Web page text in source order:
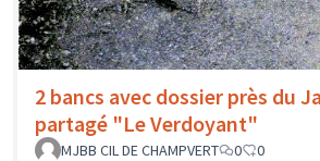
2 bancs avec dossier près du
partagé "Le Verdoyant"
MJBB CIL DE CHAMPVERT
0 0